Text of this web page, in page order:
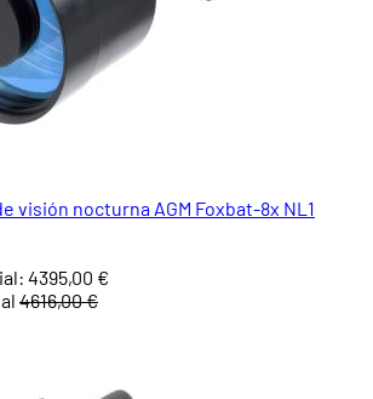
visión nocturna AGM Foxbat-8x NL1
4395,00 €
4616,00 €